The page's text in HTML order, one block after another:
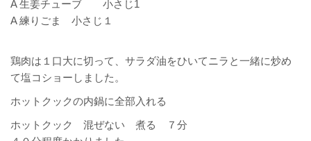
A 生姜チューブ 小さじ1
A 練りごま 小さじ１
鶏肉は１口大に切って、サラダ油をひいてニラと一緒に炒め
て塩コショーしました。
ホットクックの内鍋に全部入れる
ホットクック 混ぜない 煮る ７分